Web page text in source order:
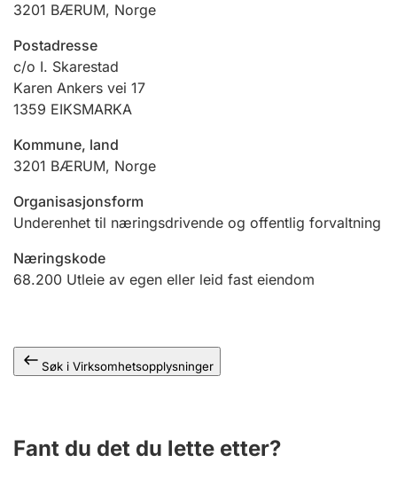
Ektepaktveileder
Offentlig sektor
Andre tema
3201 BÆRUM, Norge
Postadresse
c/o I. Skarestad
Karen Ankers vei 17
1359 EIKSMARKA
Kommune, land
3201 BÆRUM, Norge
Organisasjonsform
Underenhet til næringsdrivende og offentlig forvaltning
Næringskode
68.200 Utleie av egen eller leid fast eiendom
Søk i Virksomhetsopplysninger
Fant du det du lette etter?